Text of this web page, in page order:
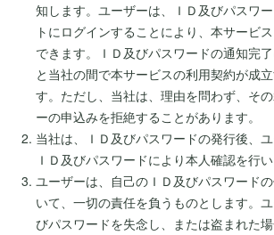
知します。ユーザーは、ＩＤ及びパスワ
トにログインすることにより、本サービ
できます。ＩＤ及びパスワードの通知完
と当社の間で本サービスの利用契約が成
す。ただし、当社は、理由を問わず、そ
ーの申込みを拒絶することがあります。
当社は、ＩＤ及びパスワードの発行後、
ＩＤ及びパスワードにより本人確認を行い
ユーザーは、自己のＩＤ及びパスワード
いて、一切の責任を負うものとします。
びパスワードを失念し、または盗まれた